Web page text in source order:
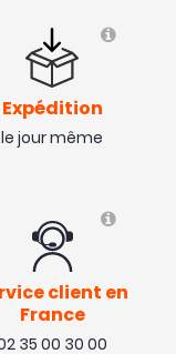
Expédition
le jour même
client en
France
35 00 30 00